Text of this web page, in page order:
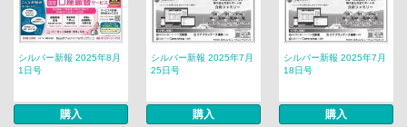
シルバー新報 2025年8月
1日号
購入
シルバー新報 2025年7月
25日号
購入
シルバー新報 2025年7月
18日号
購入